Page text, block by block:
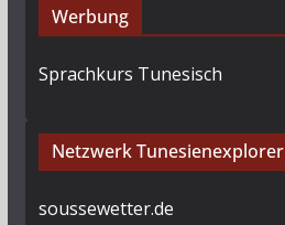
Werbung
Sprachkurs Tunesisch
Netzwerk Tunesienexplorer
soussewetter.de